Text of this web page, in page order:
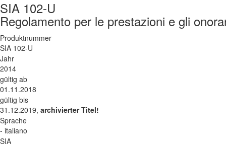
SIA 102-U
Regolamento per le prestazioni e gli
Produktnummer
SIA 102-U
Jahr
2014
gültig ab
01.11.2018
gültig bis
31.12.2019, archivierter Titel!
Sprache
- italiano
SIA